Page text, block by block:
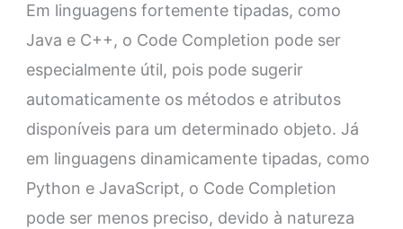
Em linguagens fortemente tipadas, como
Java e C++, o Code Completion pode ser
especialmente útil, pois pode sugerir
automaticamente os métodos e atributos
disponíveis para um determinado objeto. Já
em linguagens dinamicamente tipadas, como
Python e JavaScript, o Code Completion
pode ser menos preciso, devido à natureza